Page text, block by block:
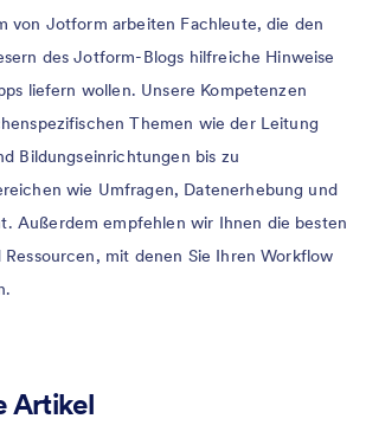
von Jotform arbeiten Fachleute, die den
des Jotform-Blogs hilfreiche Hinweise
liefern wollen. Unsere Kompetenzen
Themen wie der Leitung
Bildungseinrichtungen bis zu
wie Umfragen, Datenerhebung und
Außerdem empfehlen wir Ihnen die besten
mit denen Sie Ihren Workflow
Artikel